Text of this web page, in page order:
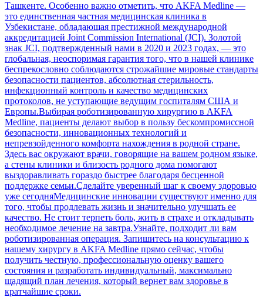
Ташкенте. Особенно важно отметить, что AKFA Medline —
это единственная частная медицинская клиника в
Узбекистане, обладающая престижной международной
аккредитацией Joint Commission International (JCI). Золотой
знак JCI, подтвержденный нами в 2020 и 2023 годах, — это
глобальная, неоспоримая гарантия того, что в нашей клинике
беспрекословно соблюдаются строжайшие мировые стандарты
безопасности пациентов, абсолютная стерильность,
инфекционный контроль и качество медицинских
протоколов, не уступающие ведущим госпиталям США и
Европы.Выбирая роботизированную хирургию в AKFA
Medline, пациенты делают выбор в пользу бескомпромиссной
безопасности, инновационных технологий и
непревзойденного комфорта нахождения в родной стране.
Здесь вас окружают врачи, говорящие на вашем родном языке,
а стены клиники и близость родного дома помогают
выздоравливать гораздо быстрее благодаря бесценной
поддержке семьи.Сделайте уверенный шаг к своему здоровью
уже сегодняМедицинские инновации существуют именно для
того, чтобы продлевать жизнь и значительно улучшать ее
качество. Не стоит терпеть боль, жить в страхе и откладывать
необходимое лечение на завтра.Узнайте, подходит ли вам
роботизированная операция. Запишитесь на консультацию к
нашему хирургу в AKFA Medline прямо сейчас, чтобы
получить честную, профессиональную оценку вашего
состояния и разработать индивидуальный, максимально
щадящий план лечения, который вернет вам здоровье в
кратчайшие сроки.